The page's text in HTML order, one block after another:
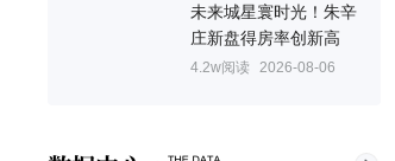
未来城星寰时光！朱辛
庄新盘得房率创新高
4.2w阅读 2026-08-06